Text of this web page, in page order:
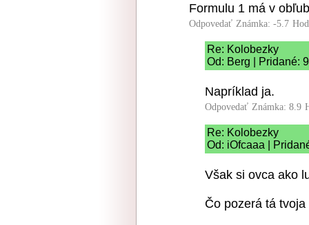
Formulu 1 má v
Odpovedať Známka: -5.7
Re: Kolobezky
Od: Berg | Pridané:
Napríklad ja.
Odpovedať Známka: 8.9
Re: Kolobezky
Od: iOfcaaa |
Však si ovca ako
Čo pozerá tá